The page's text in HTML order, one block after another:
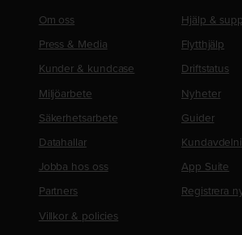
Om oss
Press & Media
Kunder & kundcase
Miljöarbete
Säkerhetsarbete
Datahallar
Jobba hos oss
Partners
Villkor & policies
Hjälp &
Flytthjälp
Driftstatus
Nyheter
Guider
App Suite
Registrera